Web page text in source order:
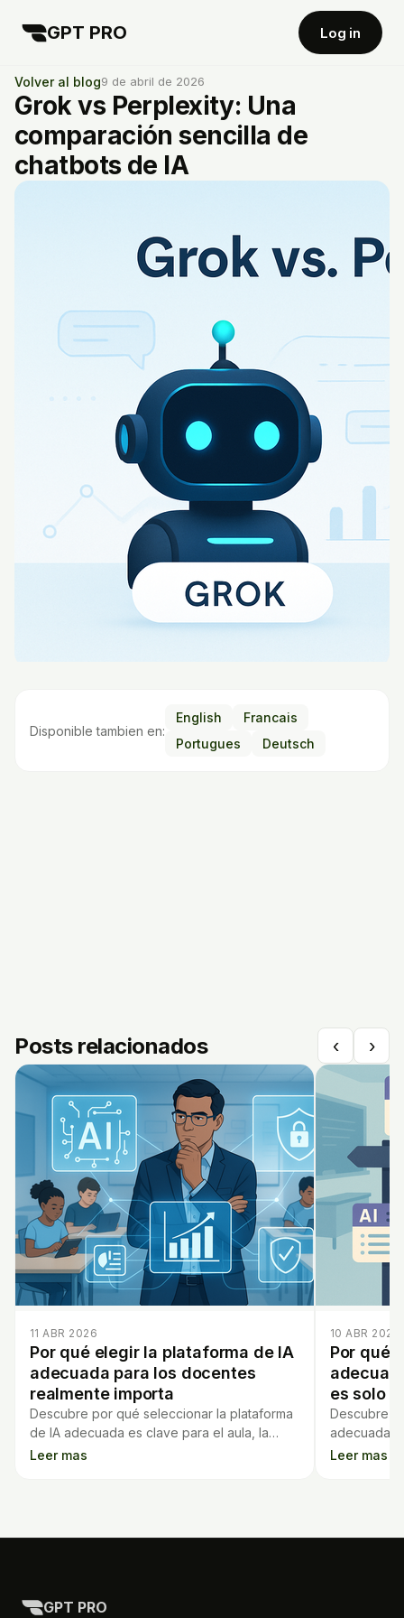
GPT PRO Log in
Volver al blog9 de abril de 2026
Grok vs Perplexity: Una
comparación sencilla de
chatbots de IA
Disponible tambien en:
English
Francais
Portugues
Deutsch
Posts relacionados ‹ ›
11 ABR 2026
Por qué elegir la plataforma de IA
adecuada para los docentes
realmente importa
Descubre por qué seleccionar la plataforma
de IA adecuada es clave para el aula, la
privacidad y la experiencia educativa de
Leer mas
10 ABR 2026
Por qué
es solo
Descubre
adecuada
los
Leer mas
GPT PRO